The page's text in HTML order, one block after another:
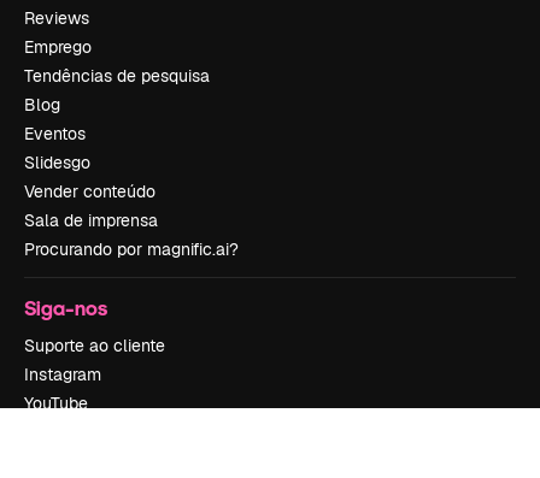
Reviews
Emprego
Tendências de pesquisa
Blog
Eventos
Slidesgo
Vender conteúdo
Sala de imprensa
Procurando por magnific.ai?
Siga-nos
Suporte ao cliente
Instagram
YouTube